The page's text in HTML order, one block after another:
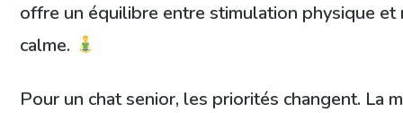
offre un équilibre entre stimulation physique et
calme.
Pour un chat senior, les priorités changent. La